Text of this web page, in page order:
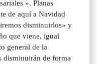
». Planas
de aquí a Navidad
disminuirlos» y
que viene, igual
general de la
disminuirán de forma